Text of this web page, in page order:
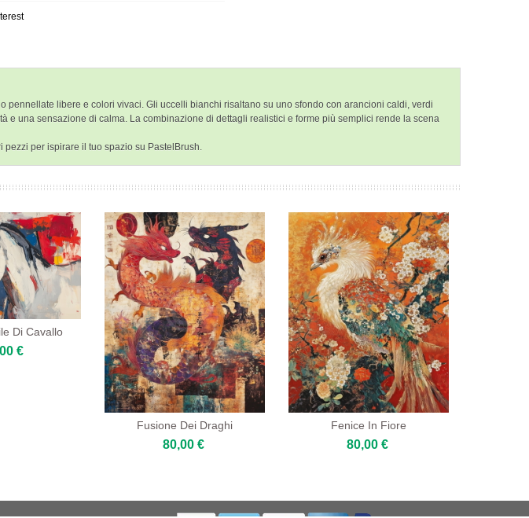
libere e colori vivaci. Gli uccelli bianchi risaltano su uno sfondo con arancioni caldi, verdi
una sensazione di calma. La combinazione di dettagli realistici e forme più semplici rende la scena
pezzi per ispirare il tuo spazio su PastelBrush.
Di Cavallo
€
Fusione Dei Draghi
80,00 €
Fenice In Fiore
80,00 €